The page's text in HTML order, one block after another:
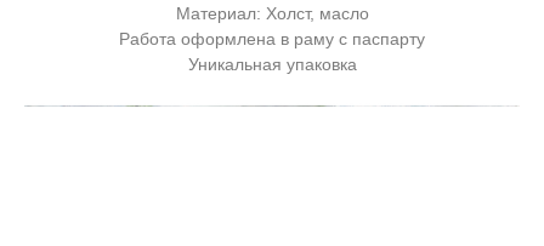
Материал: Холст, масло
Работа оформлена в раму с паспарту
Уникальная упаковка